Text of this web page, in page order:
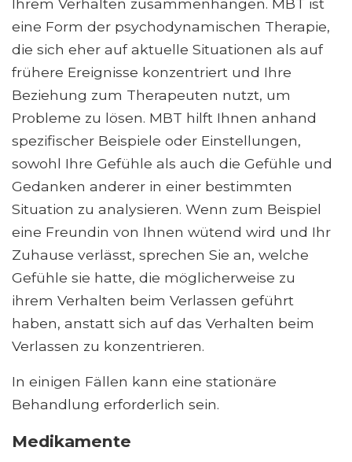
Ihrem Verhalten zusammenhängen. MBT ist
eine Form der psychodynamischen Therapie,
die sich eher auf aktuelle Situationen als auf
frühere Ereignisse konzentriert und Ihre
Beziehung zum Therapeuten nutzt, um
Probleme zu lösen. MBT hilft Ihnen anhand
spezifischer Beispiele oder Einstellungen,
sowohl Ihre Gefühle als auch die Gefühle und
Gedanken anderer in einer bestimmten
Situation zu analysieren. Wenn zum Beispiel
eine Freundin von Ihnen wütend wird und Ihr
Zuhause verlässt, sprechen Sie an, welche
Gefühle sie hatte, die möglicherweise zu
ihrem Verhalten beim Verlassen geführt
haben, anstatt sich auf das Verhalten beim
Verlassen zu konzentrieren.
In einigen Fällen kann eine stationäre
Behandlung erforderlich sein.
Medikamente